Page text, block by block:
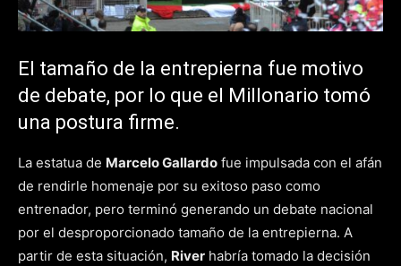
El tamaño de la entrepierna fue motivo
de debate, por lo que el Millonario tomó
una postura firme.
La estatua de Marcelo Gallardo fue impulsada con el afán
de rendirle homenaje por su exitoso paso como
entrenador, pero terminó generando un debate nacional
por el desproporcionado tamaño de la entrepierna. A
partir de esta situación, River habría tomado la decisión